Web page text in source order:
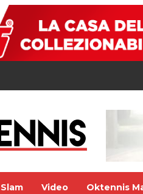
Slam Video Oktennis